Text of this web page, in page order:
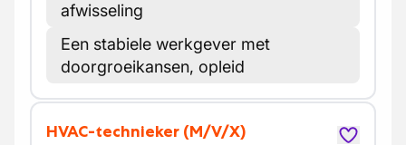
afwisseling
Een stabiele werkgever met
doorgroeikansen, opleid
HVAC-technieker (M/V/X)